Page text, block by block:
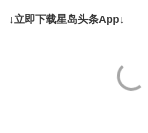
↓立即下载星岛头条App↓